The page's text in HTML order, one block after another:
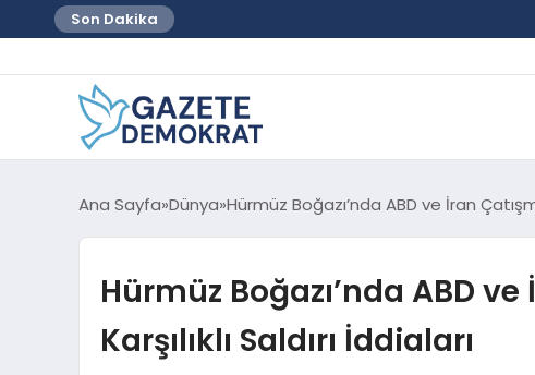
Son Dakika
Ana Sayfa Dünya Hürmüz Boğazı’nda ABD ve İran
Hürmüz Boğazı’nda ABD
Karşılıklı Saldırı İddiaları